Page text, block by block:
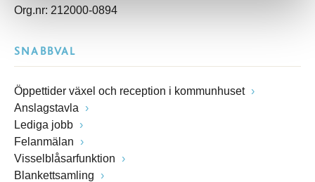
Org.nr: 212000-0894
SNABBVAL
Öppettider växel och reception i kommunhuset
Anslagstavla
Lediga jobb
Felanmälan
Visselblåsarfunktion
Blankettsamling